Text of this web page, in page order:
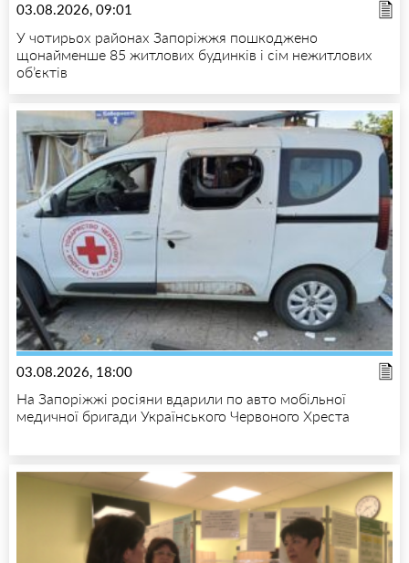
03.08.2026, 09:01
У чотирьох районах Запоріжжя пошкоджено
щонайменше 85 житлових будинків і сім нежитлових
об’єктів
03.08.2026, 18:00
На Запоріжжі росіяни вдарили по авто мобільної
медичної бригади Українського Червоного Хреста